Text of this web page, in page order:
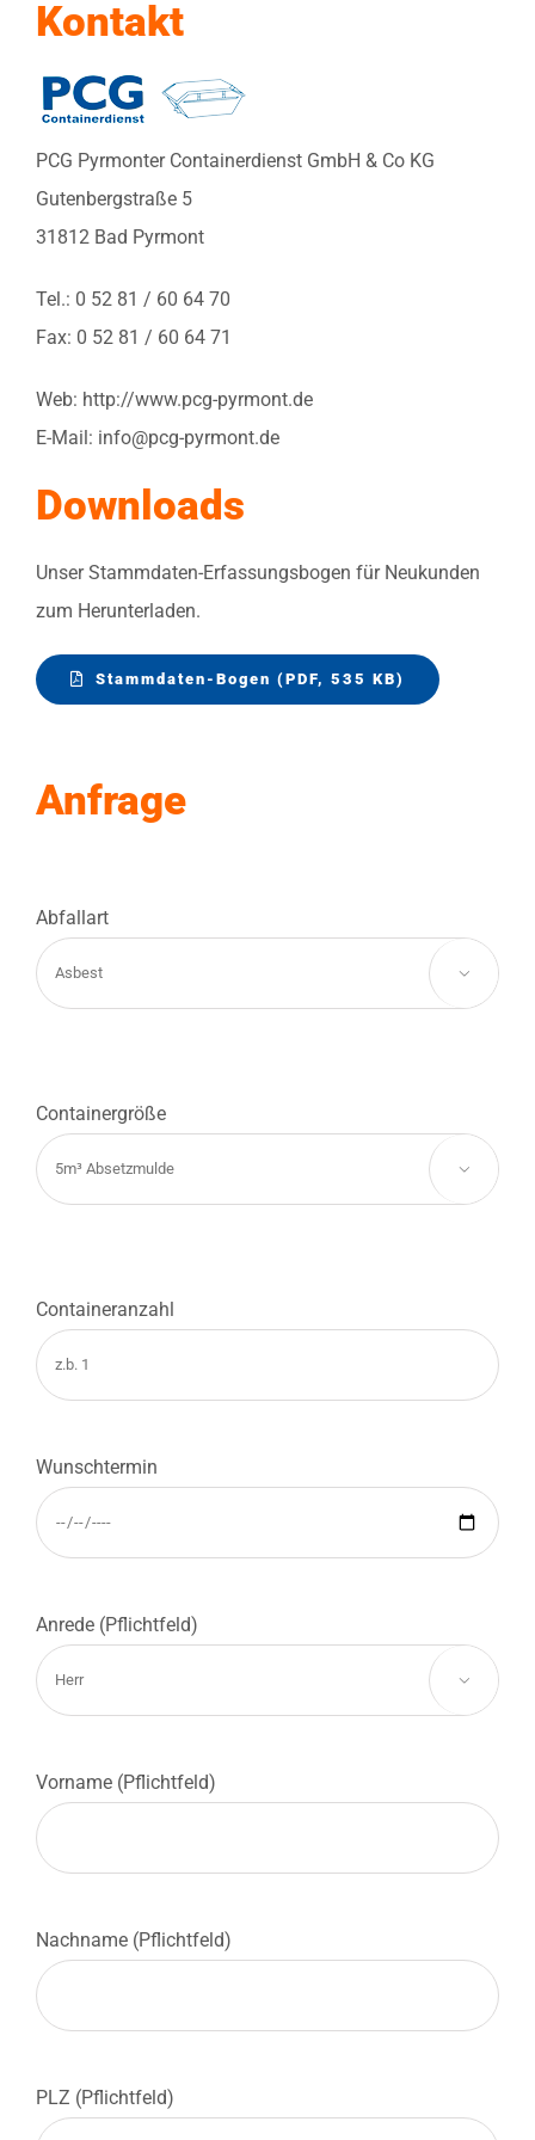
Kontakt
PCG Pyrmonter Containerdienst GmbH & Co KG
Gutenbergstraße 5
31812 Bad Pyrmont
Tel.: 0 52 81 / 60 64 70
Fax: 0 52 81 / 60 64 71
Web: http://www.pcg-pyrmont.de
E-Mail: info@pcg-pyrmont.de
Downloads
Unser Stammdaten-Erfassungsbogen für Neukunden
zum Herunterladen.
Stammdaten-Bogen (PDF, 535 KB)
Anfrage
Abfallart

Containergröße

Containeranzahl
Wunschtermin
Anrede (Pflichtfeld)

Vorname (Pflichtfeld)
Nachname (Pflichtfeld)
PLZ (Pflichtfeld)